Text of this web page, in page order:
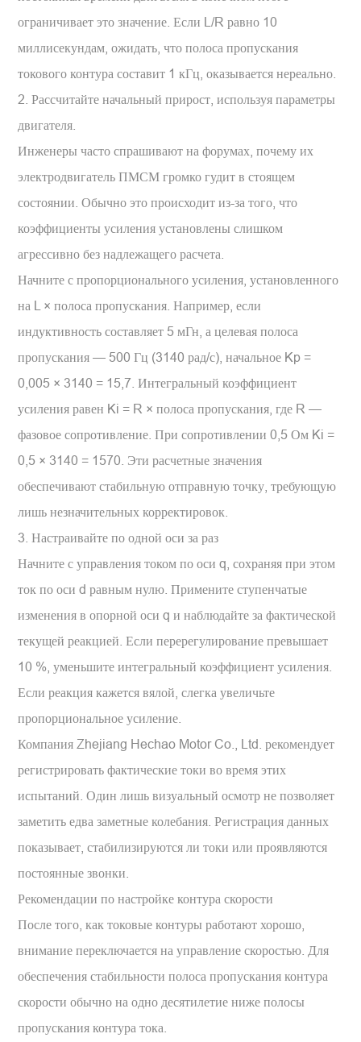
ограничивает это значение. Если L/R равно 10
миллисекундам, ожидать, что полоса пропускания
токового контура составит 1 кГц, оказывается нереально.
2. Рассчитайте начальный прирост, используя параметры
двигателя.
Инженеры часто спрашивают на форумах, почему их
электродвигатель ПМСМ громко гудит в стоящем
состоянии. Обычно это происходит из-за того, что
коэффициенты усиления установлены слишком
агрессивно без надлежащего расчета.
Начните с пропорционального усиления, установленного
на L × полоса пропускания. Например, если
индуктивность составляет 5 мГн, а целевая полоса
пропускания — 500 Гц (3140 рад/с), начальное Kp =
0,005 × 3140 = 15,7. Интегральный коэффициент
усиления равен Ki = R × полоса пропускания, где R —
фазовое сопротивление. При сопротивлении 0,5 Ом Ki =
0,5 × 3140 = 1570. Эти расчетные значения
обеспечивают стабильную отправную точку, требующую
лишь незначительных корректировок.
3. Настраивайте по одной оси за раз
Начните с управления током по оси q, сохраняя при этом
ток по оси d равным нулю. Примените ступенчатые
изменения в опорной оси q и наблюдайте за фактической
текущей реакцией. Если перерегулирование превышает
10 %, уменьшите интегральный коэффициент усиления.
Если реакция кажется вялой, слегка увеличьте
пропорциональное усиление.
Компания Zhejiang Hechao Motor Co., Ltd. рекомендует
регистрировать фактические токи во время этих
испытаний. Один лишь визуальный осмотр не позволяет
заметить едва заметные колебания. Регистрация данных
показывает, стабилизируются ли токи или проявляются
постоянные звонки.
Рекомендации по настройке контура скорости
После того, как токовые контуры работают хорошо,
внимание переключается на управление скоростью. Для
обеспечения стабильности полоса пропускания контура
скорости обычно на одно десятилетие ниже полосы
пропускания контура тока.